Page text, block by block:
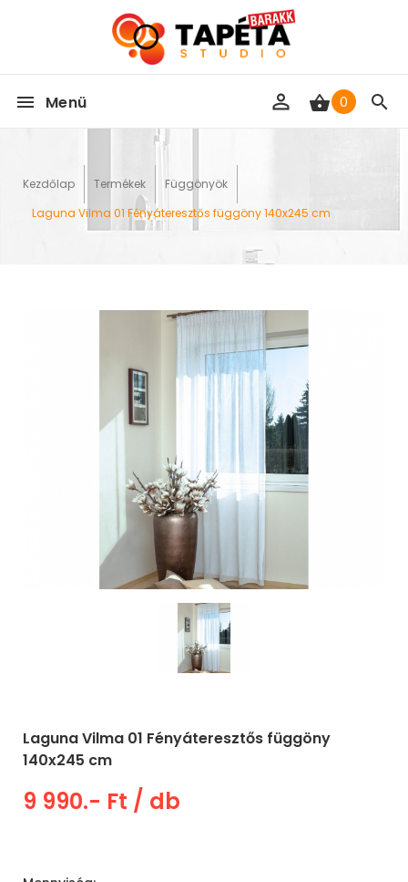
Menü 0
Kezdőlap Termékek
Függönyök
Laguna Vilma 01 Fényáteresztős függöny 140x245 cm
Laguna Vilma 01 Fényáteresztős függöny
140x245 cm
9 990.- Ft / db